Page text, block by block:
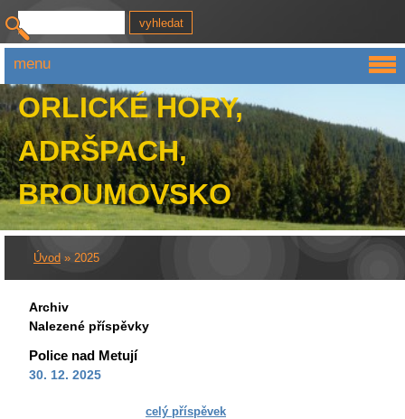
ORLICKÉ HORY,
ADRŠPACH,
BROUMOVSKO
Úvod » 2025
Archiv
Nalezené příspěvky
Police nad Metují
30. 12. 2025
celý příspěvek
menu